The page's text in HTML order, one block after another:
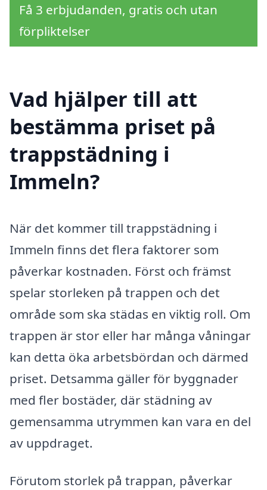
Få 3 erbjudanden, gratis och utan
förpliktelser
Vad hjälper till att
bestämma priset på
trappstädning i
Immeln?
När det kommer till trappstädning i
Immeln finns det flera faktorer som
påverkar kostnaden. Först och främst
spelar storleken på trappen och det
område som ska städas en viktig roll. Om
trappen är stor eller har många våningar
kan detta öka arbetsbördan och därmed
priset. Detsamma gäller för byggnader
med fler bostäder, där städning av
gemensamma utrymmen kan vara en del
av uppdraget.
Förutom storlek på trappan, påverkar